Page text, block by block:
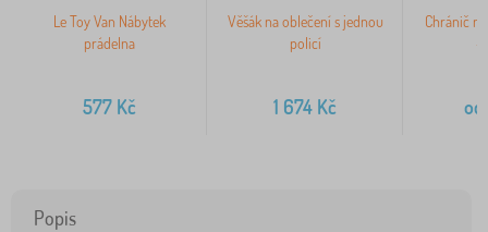
Le Toy Van Nábytek
prádelna
577Kč
Věšák na oblečení s jednou
policí
1 674 Kč
Chránič
-
od
Popis